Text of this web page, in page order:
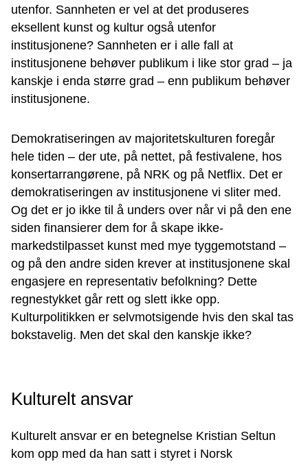
utenfor. Sannheten er vel at det produseres
eksellent kunst og kultur også utenfor
institusjonene? Sannheten er i alle fall at
institusjonene behøver publikum i like stor grad – ja
kanskje i enda større grad – enn publikum behøver
institusjonene.
Demokratiseringen av majoritetskulturen foregår
hele tiden – der ute, på nettet, på festivalene, hos
konsertarrangørene, på NRK og på Netflix. Det er
demokratiseringen av institusjonene vi sliter med.
Og det er jo ikke til å unders over når vi på den ene
siden finansierer dem for å skape ikke-
markedstilpasset kunst med mye tyggemotstand –
og på den andre siden krever at institusjonene skal
engasjere en representativ befolkning? Dette
regnestykket går rett og slett ikke opp.
Kulturpolitikken er selvmotsigende hvis den skal tas
bokstavelig. Men det skal den kanskje ikke?
Kulturelt ansvar
Kulturelt ansvar er en betegnelse Kristian Seltun
kom opp med da han satt i styret i Norsk